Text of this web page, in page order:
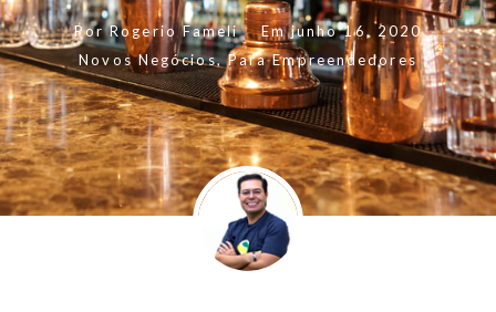
PorRogerio Fameli Em junho 16, 2020
Novos Negócios,Para Empreendedores